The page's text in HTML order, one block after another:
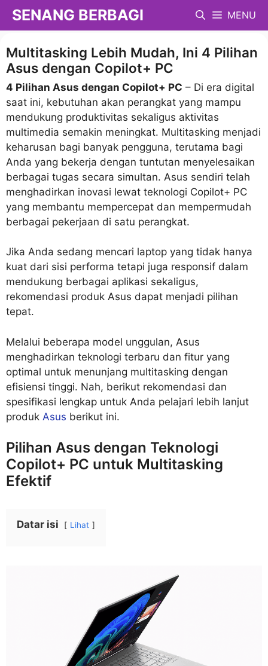
Langsung
SENANG BERBAGI MENU
Multitasking Lebih Mudah, Ini 4 Pilihan
Asus dengan Copilot+ PC
4 Pilihan Asus dengan Copilot+ PC – Di era digital
saat ini, kebutuhan akan perangkat yang mampu
mendukung produktivitas sekaligus aktivitas
multimedia semakin meningkat. Multitasking menjadi
keharusan bagi banyak pengguna, terutama bagi
Anda yang bekerja dengan tuntutan menyelesaikan
berbagai tugas secara simultan. Asus sendiri telah
menghadirkan inovasi lewat teknologi Copilot+ PC
yang membantu mempercepat dan mempermudah
berbagai pekerjaan di satu perangkat.
Jika Anda sedang mencari laptop yang tidak hanya
kuat dari sisi performa tetapi juga responsif dalam
mendukung berbagai aplikasi sekaligus,
rekomendasi produk Asus dapat menjadi pilihan
tepat.
Melalui beberapa model unggulan, Asus
menghadirkan teknologi terbaru dan fitur yang
optimal untuk menunjang multitasking dengan
efisiensi tinggi. Nah, berikut rekomendasi dan
spesifikasi lengkap untuk Anda pelajari lebih lanjut
produk Asus berikut ini.
Pilihan Asus dengan Teknologi
Copilot+ PC untuk Multitasking
Efektif
Datar isi Lihat